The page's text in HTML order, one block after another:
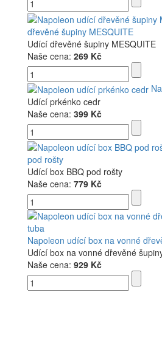
dřevěné šupiny MESQUITE
Udící dřevěné šupiny MESQUITE
Naše cena:269 Kč
Udící prkénko cedr
Naše cena:399 Kč
pod rošty
Udící box BBQ pod rošty
Naše cena:779 Kč
Napoleon udící box na vonné
Udící box na vonné dřevěné
Naše cena:929 Kč